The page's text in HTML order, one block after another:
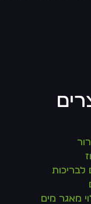
לבריכות
מאגר מים